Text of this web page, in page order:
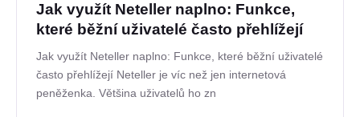
Jak využít Neteller naplno: Funkce,
které běžní uživatelé často přehlížejí
Jak využít Neteller naplno: Funkce, které běžní uživatelé
často přehlížejí Neteller je víc než jen internetová
peněženka. Většina uživatelů ho zn